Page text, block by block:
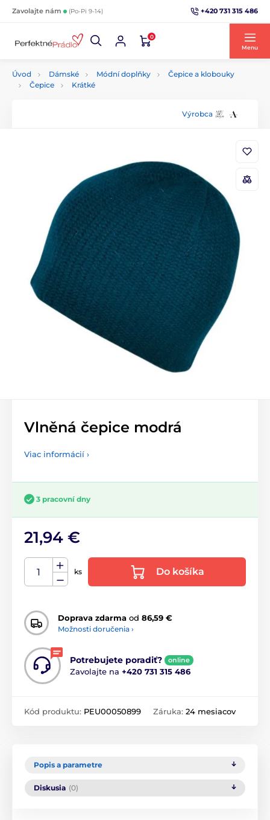
Zavolajte nám (Po-Pi 9-14) +420 731 315 486
0
Menu
Úvod Dámské Módní doplňky
Čepice a klobouky
Čepice
Krátké
Výrobca
Vlněná čepice modrá
Viac informácií ›
3 pracovní dny
21,94 €
ks Do košíka
Doprava zdarma od 86,59 €
Možnosti doručenia ›
Potrebujete poradiť? online
Zavolajte na +420 731 315 486
Kód produktu: PEU00050899 Záruka: 24 mesiacov
Popis a parametre
Diskusia (0)